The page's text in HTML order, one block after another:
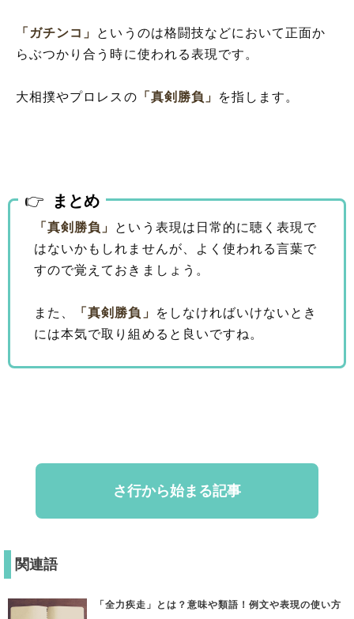
「ガチンコ」 というのは格闘技などにおいて正面か
らぶつかり合う時に使われる表現です。
大相撲やプロレスの 「真剣勝負」 を指します。
まとめ
「真剣勝負」 という表現は日常的に聴く表現で
はないかもしれませんが、よく使われる言葉で
すので覚えておきましょう。
また、 「真剣勝負」
をしなければいけないとき
には本気で取り組めると良いですね。
さ行から始まる記事
関連語
「全力疾走」とは？意味や類語！例文や表現の使い方